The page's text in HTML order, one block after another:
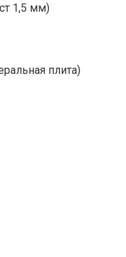
1,5 мм)
плита)